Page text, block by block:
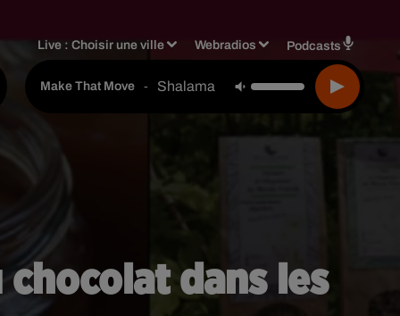
Live :Choisir une ville Webradios Podcasts
Make That Move - Shalamar
dans les